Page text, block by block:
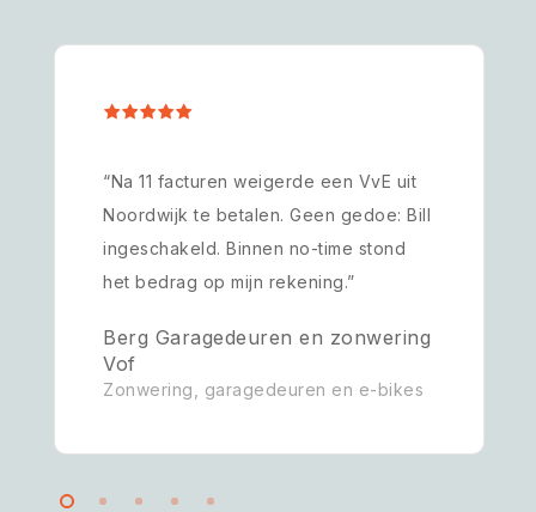
“Na 11 facturen weigerde een VvE uit
Noordwijk te betalen. Geen gedoe: Bill
ingeschakeld. Binnen no-time stond
het bedrag op mijn rekening.”
Berg Garagedeuren en zonwering
Vof
Zonwering, garagedeuren en e-bikes